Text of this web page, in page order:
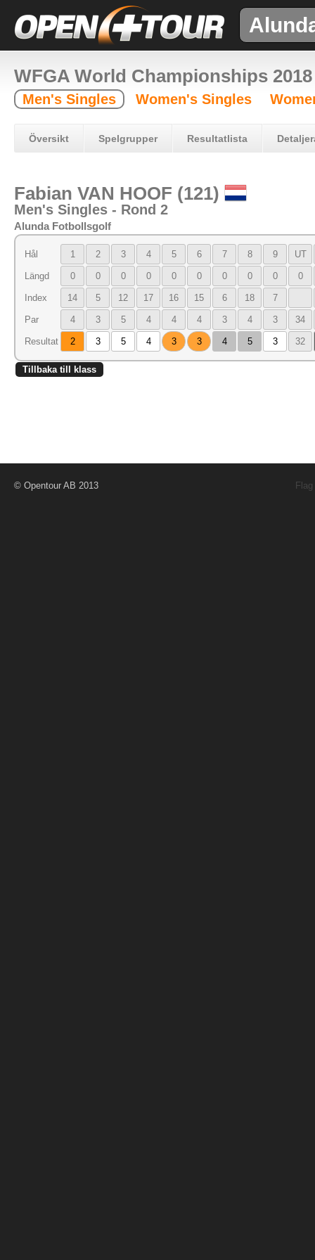
WFGA World Championships 2018
Men's Singles Women's Singles
Översikt Spelgrupper Resultatlista
Fabian VAN HOOF (121)
Men's Singles - Rond 2
Alunda Fotbollsgolf
Hål 1 2 3 4 5 6 7 8 9 UT
Längd 0 0 0 0 0 0 0 0 0 0
Index 14 5 12 17 16 15 6 18 7
Par 4 3 5 4 4 4 3 4 3 34
Resultat 2 3 5 4 3 3 4 5 3 32
Tillbaka till klass
© Opentour AB 2013